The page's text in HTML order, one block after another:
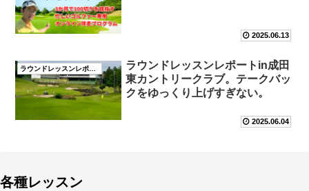
2025.06.13
ラウンドレッスンレポート
ラウンドレッスンレポートin成田
東カントリークラブ。テークバッ
クをゆっくり上げすぎない。
2025.06.04
各種レッスン